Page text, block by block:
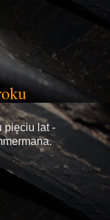
pięciu lat -